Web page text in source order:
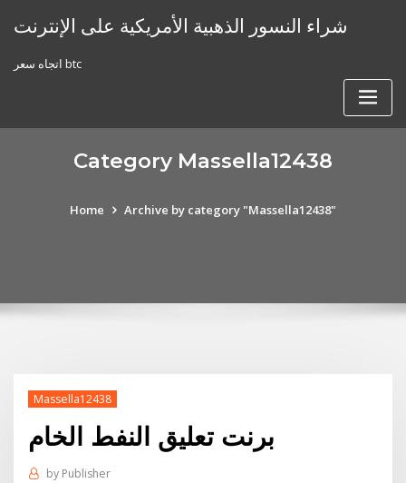
شراء النسور الذهبية الأمريكية على الإنترنت
اتجاه سعر btc
Category Massella12438
Home Archive by category "Massella12438"
Massella12438
برنت تعليق النفط الخام
by Publisher